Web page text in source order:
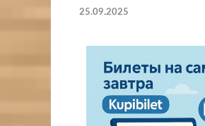
25.09.2025